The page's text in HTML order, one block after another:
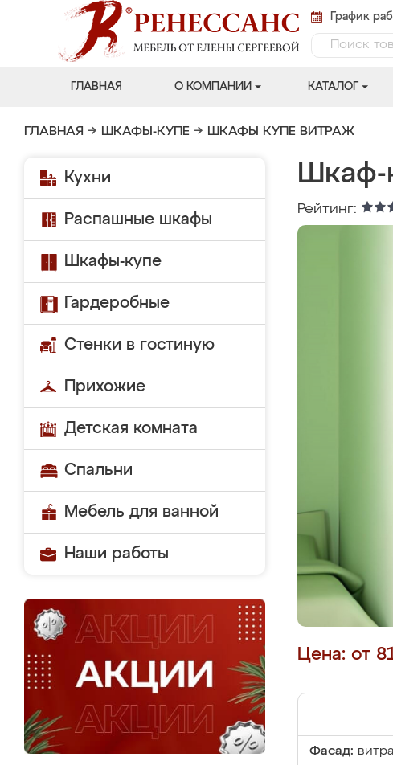
График
ГЛАВНАЯ О КОМПАНИИ КАТАЛОГ
ГЛАВНАЯ → ШКАФЫ-КУПЕ → ШКАФЫ КУПЕ ВИТРАЖ
Кухни
Распашные шкафы
Шкафы-купе
Гардеробные
Стенки в гостиную
Прихожие
Детская комната
Спальни
Мебель для ванной
Наши работы
Шкаф-
Рейтинг:
Цена: от
Фасад: